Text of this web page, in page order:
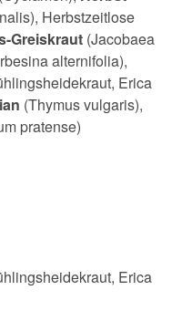
Herbstzeitlose
Greiskraut (Jacobaea
alternifolia),
Erica
(Thymus vulgaris),
pratense)
Erica